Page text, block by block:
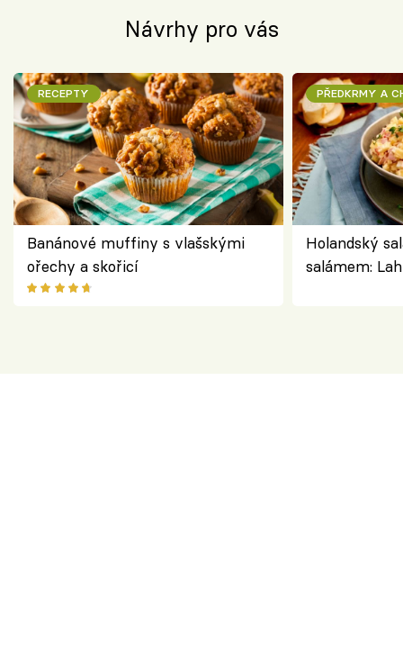
Návrhy pro vás
RECEPTY
Banánové muffiny s vlašskými
ořechy a skořicí
PŘEDKRMY A
Holandský
salámem: